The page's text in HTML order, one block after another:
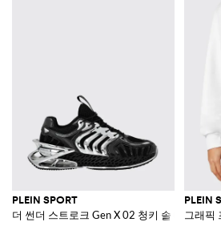
PLEIN SPORT
더 썬더 스트로크 Gen X 02 청키 솔 메시 스니
PLEIN
그래픽